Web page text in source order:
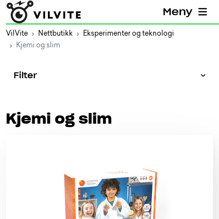
Meny
VilVite Nettbutikk
Eksperimenter og teknologi
Kjemi og slim
Filter
Søk
Kategorier
Alle kategorier
Kjemi og slim